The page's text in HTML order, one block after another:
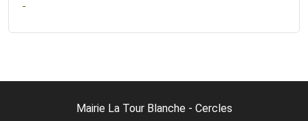
Mairie La Tour Blanche - Cercles